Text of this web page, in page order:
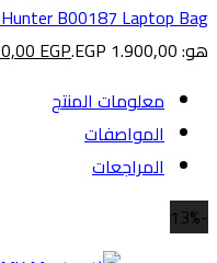
B00187 Laptop Bag
هو: 1.900,00 EGP.
EGP
معلومات المنتج
المواصفات
المراجعات
-13%